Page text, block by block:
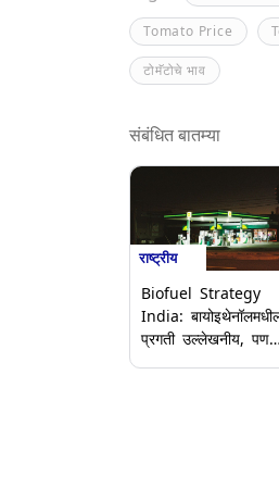
Tomato Price
टोमॅटोचे भाव
संबंधित बातम्या
राष्ट्रीय
Biofuel Strategy
India:
प्रगती उल्लेखनीय, पण